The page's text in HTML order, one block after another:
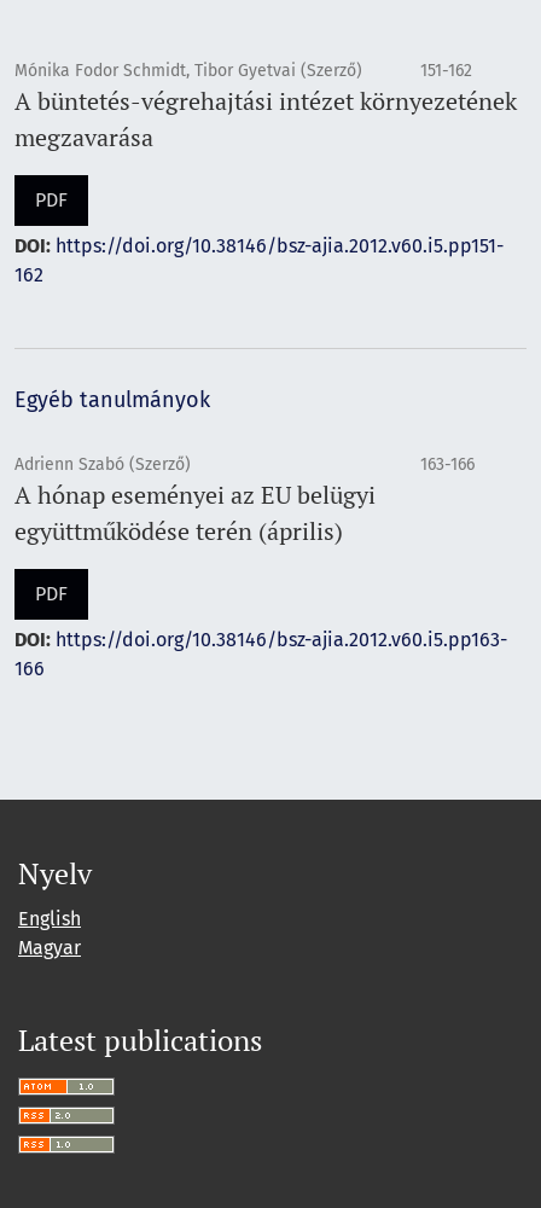
Mónika Fodor Schmidt, Tibor Gyetvai (Szerző) 151-162
A büntetés-végrehajtási intézet környezetének
megzavarása
PDF
DOI: https://doi.org/10.38146/bsz-ajia.2012.v60.i5.pp151-
162
Egyéb tanulmányok
Adrienn Szabó (Szerző) 163-166
A hónap eseményei az EU belügyi
együttműködése terén (április)
PDF
DOI: https://doi.org/10.38146/bsz-ajia.2012.v60.i5.pp163-
166
Nyelv
English
Magyar
Latest publications